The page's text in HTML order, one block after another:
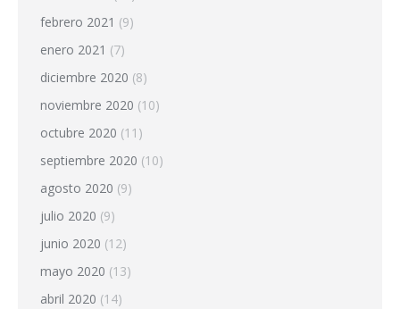
febrero 2021 (9)
enero 2021 (7)
diciembre 2020 (8)
noviembre 2020 (10)
octubre 2020 (11)
septiembre 2020 (10)
agosto 2020 (9)
julio 2020 (9)
junio 2020 (12)
mayo 2020 (13)
abril 2020 (14)